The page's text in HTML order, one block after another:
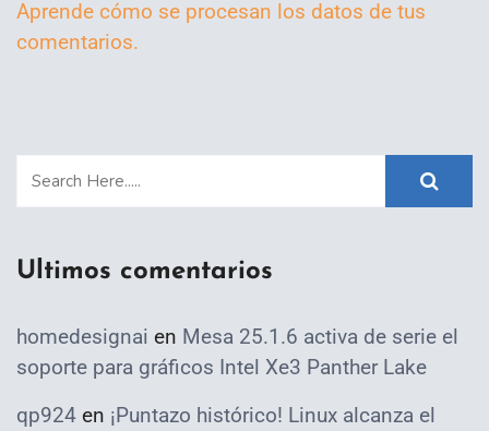
Aprende cómo se procesan los datos de tus
comentarios.
Ultimos comentarios
homedesignai en Mesa 25.1.6 activa de serie el
soporte para gráficos Intel Xe3 Panther Lake
qp924 en ¡Puntazo histórico! Linux alcanza el